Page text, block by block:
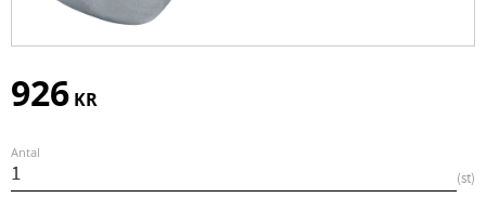
926 KR
Antal
st